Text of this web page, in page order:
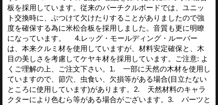
板を採用しています。従来のパーチクルボードでは、ユニッ
ト交換時に、ぶつけて欠けたりすることがありましたので強
度を確保する為に米松合板を採用しました。音質も更に明瞭
になっています。 4.レッグ・モールディング・ルーバー
は、本来クルミ材を使用していますが、材料安定確保と、木
目の美しさを考慮してケヤキ材を採用しています。ご注意: よ
くご理解の上、ご注文下さい。1. 一部に天然の木材を使用し
ていますので、節穴、虫食い、欠損等がある場合(目立たない
ところに使用しています)があります。2. 天然材料のキャラ
クターにより色むら等がある場合がございます。3. パーツと